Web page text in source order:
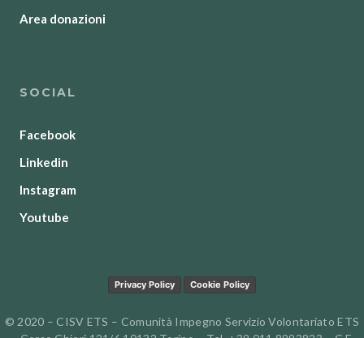
Area donazioni
SOCIAL
Facebook
Linkedin
Instagram
Youtube
Privacy Policy Cookie Policy
© 2020 – CISV ETS – Comunità Impegno Servizio Volontariato ETS